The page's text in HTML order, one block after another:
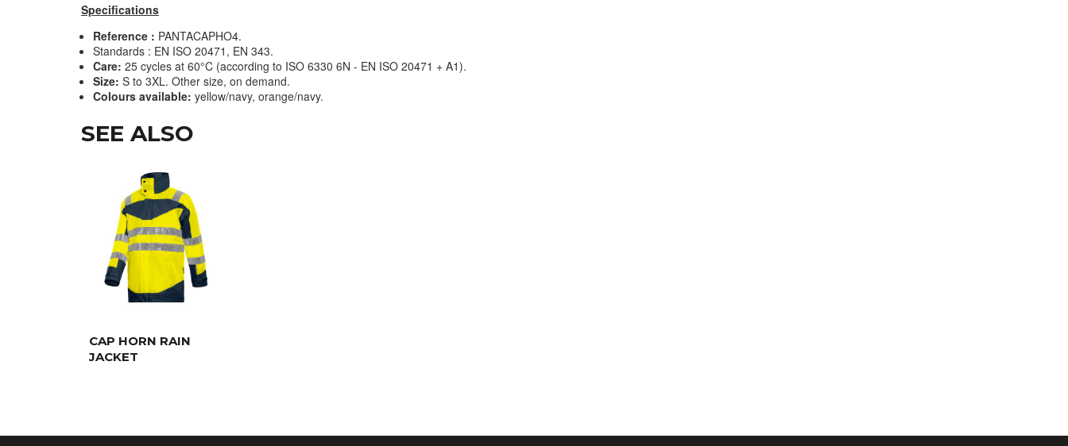
Specifications
Reference : PANTACAPHO4.
Standards : EN ISO 20471, EN 343.
Care: 25 cycles at 60°C (according to ISO 6330 6N - EN ISO 20471 + A1).
Size: S to 3XL. Other size, on demand.
Colours available: yellow/navy, orange/navy.
SEE ALSO
CAP HORN RAIN
JACKET